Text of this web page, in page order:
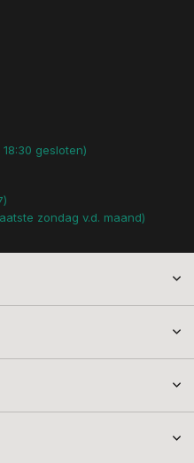
gesloten)
zondag v.d. maand)